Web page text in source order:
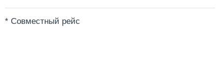
* Совместный рейс